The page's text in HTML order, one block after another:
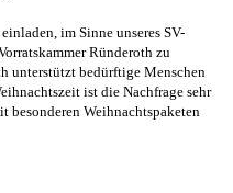
im Sinne unseres SV-
Ründeroth zu
unterstützt bedürftige Menschen
ist die Nachfrage sehr
besonderen Weihnachtspaketen